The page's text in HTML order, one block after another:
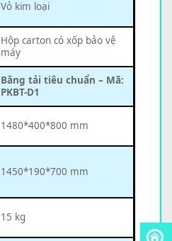
Vỏ kim loại
Hộp carton có xốp bảo vệ
máy
Băng tải tiêu chuẩn – Mã:
PKBT-D1
1480*400*800 mm
1450*190*700 mm
15 kg